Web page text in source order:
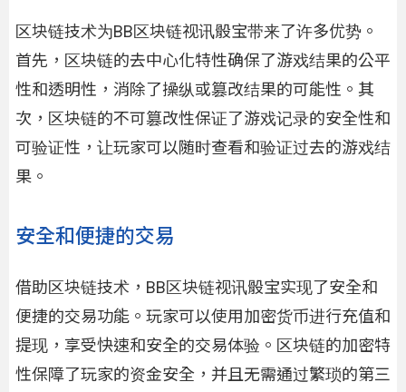
区块链技术为BB区块链视讯骰宝带来了许多优势。
首先，区块链的去中心化特性确保了游戏结果的公平
性和透明性，消除了操纵或篡改结果的可能性。其
次，区块链的不可篡改性保证了游戏记录的安全性和
可验证性，让玩家可以随时查看和验证过去的游戏结
果。
安全和便捷的交易
借助区块链技术，BB区块链视讯骰宝实现了安全和
便捷的交易功能。玩家可以使用加密货币进行充值和
提现，享受快速和安全的交易体验。区块链的加密特
性保障了玩家的资金安全，并且无需通过繁琐的第三